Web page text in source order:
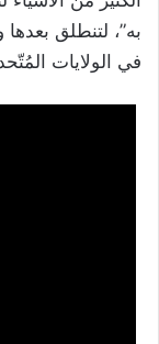
به”، لتنطلق
في الولايات